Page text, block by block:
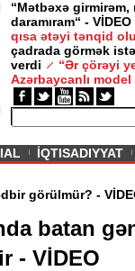
“Mətbəxə girmirəm,
daramıram“ - VİDEO
qısa ətəyi tənqid
çadrada görmək
verdi
“Ər çörəyi
Azərbaycanlı model
İQTISADIYYAT
tədbir görülmür?
batan
- VİDEO